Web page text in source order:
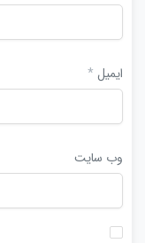
ایمیل *
وب‌ سایت